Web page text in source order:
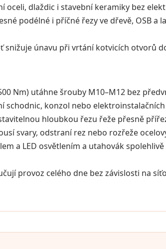
oceli, dlaždic i stavební keramiky bez
podélné i příčné řezy ve dřevě, OSB a
únavu při vrtání kotvicích otvorů
Nm) utáhne šrouby M10–M12 bez
konzol nebo
hloubkou řezu řeže přesně
svary, odstraní rez nebo rozřeže
a LED osvětlením a utahovák
provoz celého dne bez závislosti na